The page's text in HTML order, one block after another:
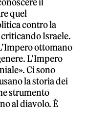
il
quel
contro la
Israele.
ottomano
L’Impero
Ci sono
la storia dei
strumento
al diavolo. È